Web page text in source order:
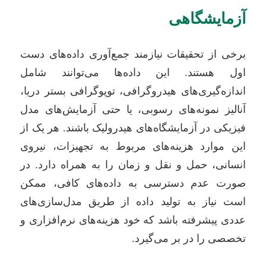
آزمایشگاهی
برخی از تحقیقات نیازمند جمع‌آوری داده‌های دست
اول هستند. این داده‌ها می‌توانند شامل
اندازه‌گیری‌های هیدروگرافی، توپوگرافی بستر دریا،
آنالیز نمونه‌های رسوبی، یا حتی آزمایش‌های مدل
فیزیکی در آزمایشگاه‌های هیدرولیک باشند. هر یک از
این موارد هزینه‌های مربوط به تجهیزات، نیروی
انسانی، حمل و نقل و زمان را به همراه دارد. در
صورت عدم دسترسی به داده‌های کافی، ممکن
است نیاز به تولید داده از طریق مدل‌سازی‌های
عددی پیشرفته باشد که خود هزینه‌های نرم‌افزاری و
تخصصی را در بر می‌گیرد.